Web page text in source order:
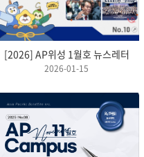
[2026] AP위성 1월호 뉴스레터
2026-01-15